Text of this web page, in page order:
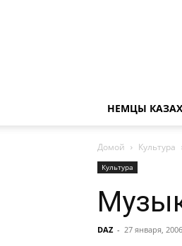
НЕМЦЫ
Домой Культура
Культура
DAZ - 27 января, 2006